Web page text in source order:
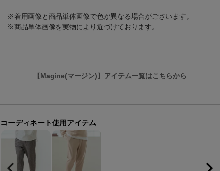
※着用画像と商品単体画像で色が異なる場合がございます。
※商品単体画像を実物により近づけております。
【Magine(マージン)】アイテム一覧はこちらから
コーディネート使用アイテム